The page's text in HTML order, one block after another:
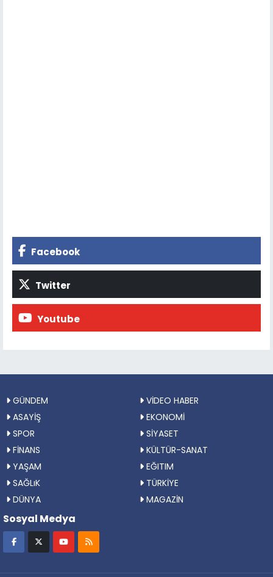
Facebook
Twitter
Youtube
GÜNDEM
VİDEO HABER
ASAYİŞ
EKONOMİ
SPOR
SİYASET
FİNANS
KÜLTÜR-SANAT
YAŞAM
EĞITIM
SAĞLıK
TÜRKİYE
DÜNYA
MAGAZİN
Sosyal Medya